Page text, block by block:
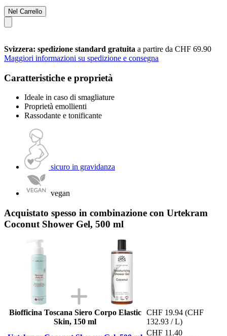
Nel Carrello
Svizzera: spedizione standard gratuita a partire da CHF 69.90
Maggiori informazioni su spedizione e consegna
Caratteristiche e proprietà
Ideale in caso di smagliature
Proprietà emollienti
Rassodante e tonificante
sicuro in gravidanza
vegan
Acquistato spesso in combinazione con Urtekram
Coconut Shower Gel, 500 ml
Biofficina Toscana Siero Corpo Elastic
Skin, 150 ml
CHF 19.94 (CHF
132.93 / L)
CHF 11.40